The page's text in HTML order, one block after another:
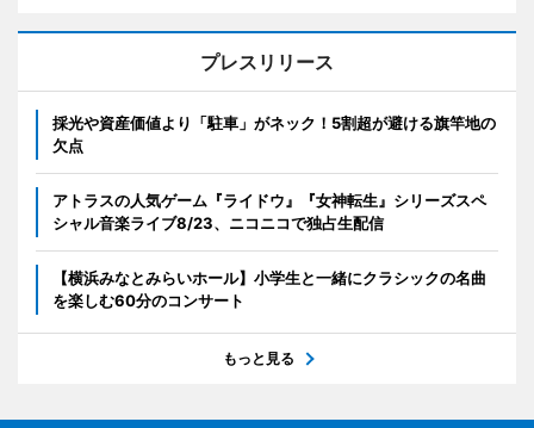
プレスリリース
採光や資産価値より「駐車」がネック！5割超が避ける旗竿地の
欠点
アトラスの人気ゲーム『ライドウ』『女神転生』シリーズスペ
シャル音楽ライブ8/23、ニコニコで独占生配信
【横浜みなとみらいホール】小学生と一緒にクラシックの名曲
を楽しむ60分のコンサート
もっと見る